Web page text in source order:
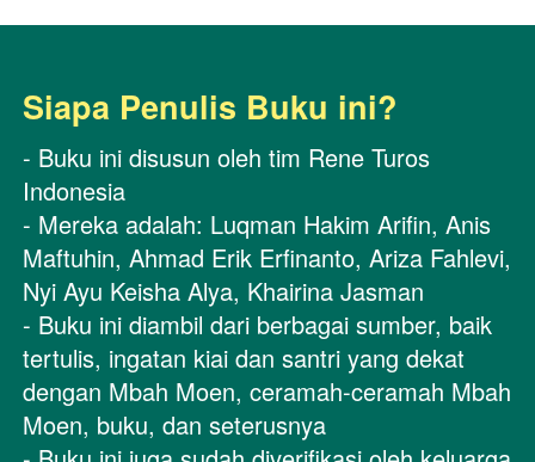
Siapa Penulis Buku ini?
- Buku ini disusun oleh tim Rene Turos
Indonesia
- Mereka adalah: Luqman Hakim Arifin, Anis
Maftuhin, Ahmad Erik Erfinanto, Ariza Fahlevi,
Nyi Ayu Keisha Alya, Khairina Jasman
- Buku ini diambil dari berbagai sumber, baik
tertulis, ingatan kiai dan santri yang dekat
dengan Mbah Moen, ceramah-ceramah Mbah
Moen, buku, dan seterusnya